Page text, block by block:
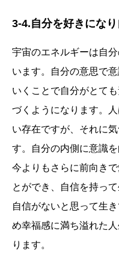
3-4.自分を好きになり
宇宙のエネルギーは自
います。自分の意思で
いくことで自分がとて
づくようになります。
い存在ですが、それに
す。自分の内側に意識
今よりもさらに前向き
とができ、自信を持っ
自信がないと思って生
め幸福感に満ち溢れた
ります。